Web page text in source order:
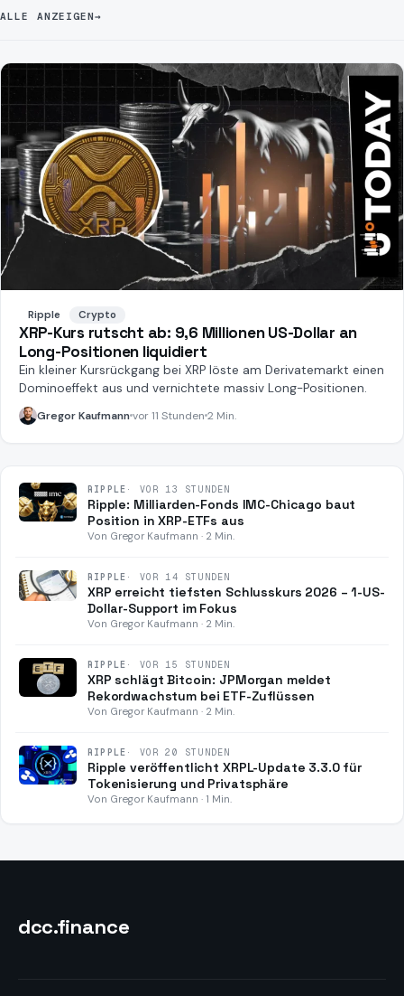
ALLE ANZEIGEN→
Ripple Crypto
XRP-Kurs rutscht ab: 9,6 Millionen US-Dollar an
Long-Positionen liquidiert
Ein kleiner Kursrückgang bei XRP löste am Derivatemarkt einen
Dominoeffekt aus und vernichtete massiv Long-Positionen.
Gregor Kaufmannvor 11 Stunden 2 Min.
RIPPLE · VOR 13 STUNDEN
Ripple: Milliarden-Fonds IMC-Chicago baut
Position in XRP-ETFs aus
Von Gregor Kaufmann · 2 Min.
RIPPLE · VOR 14 STUNDEN
XRP erreicht tiefsten Schlusskurs 2026 – 1-US-
Dollar-Support im Fokus
Von Gregor Kaufmann · 2 Min.
RIPPLE · VOR 15 STUNDEN
XRP schlägt Bitcoin: JPMorgan meldet
Rekordwachstum bei ETF-Zuflüssen
Von Gregor Kaufmann · 2 Min.
RIPPLE · VOR 20 STUNDEN
Ripple veröffentlicht XRPL-Update 3.3.0 für
Tokenisierung und Privatsphäre
Von Gregor Kaufmann · 1 Min.
dcc.finance